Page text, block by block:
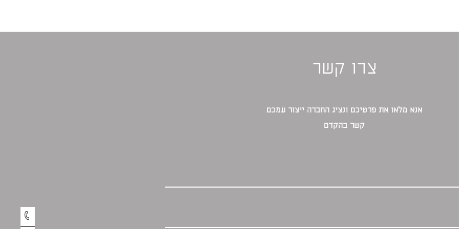
צרו קשר
אנא מלאו את פרטיכם ונציג החברה ייצור עמכם
קשר בהקדם‎